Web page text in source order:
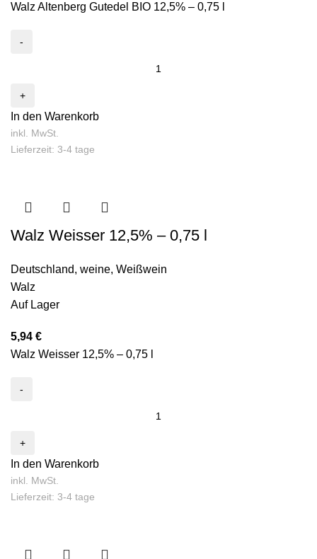
Walz Altenberg Gutedel BIO 12,5% – 0,75 l
In den Warenkorb
inkl. MwSt.
Lieferzeit: 3-4 tage
Walz Weisser 12,5% – 0,75 l
Deutschland, weine, Weißwein
Walz
Auf Lager
5,94 €
Walz Weisser 12,5% – 0,75 l
In den Warenkorb
inkl. MwSt.
Lieferzeit: 3-4 tage